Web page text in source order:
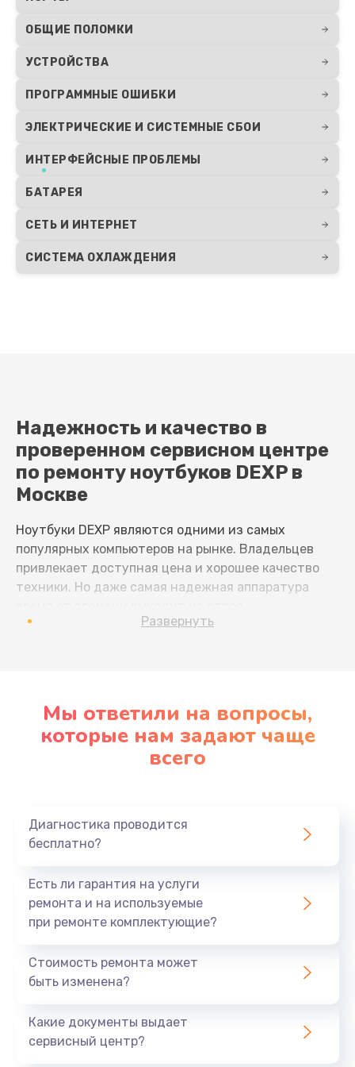
ОБЩИЕ ПОЛОМКИ
УСТРОЙСТВА
ПРОГРАММНЫЕ ОШИБКИ
ЭЛЕКТРИЧЕСКИЕ И СИСТЕМНЫЕ СБОИ
ИНТЕРФЕЙСНЫЕ ПРОБЛЕМЫ
БАТАРЕЯ
СЕТЬ И ИНТЕРНЕТ
СИСТЕМА ОХЛАЖДЕНИЯ
Надежность и качество в
проверенном сервисном центре
по ремонту ноутбуков DEXP в
Москве
Ноутбуки DEXP являются одними из самых
популярных компьютеров на рынке. Владельцев
привлекает доступная цена и хорошее качество
техники. Но даже самая надежная аппаратура
Перегрев.
Механические повреждения
Попадание влаги, пыли, остатков пищи
можете помочь ноутбуку избежать серьезных
поломок.
Все эти проблемы приводят к таким
неисправностям, как:
Проблемы с оборудованием и компонентами
Разрушение портов и разъемов.
то не так, нужно найти сервисный центр с
хорошей репутацией, чтобы устранить проблему.
Развернуть
Мы ответили на вопросы,
которые нам задают чаще
всего
Диагностика проводится
бесплатно?
Есть ли гарантия на услуги
ремонта и на используемые
при ремонте комплектующие?
Стоимость ремонта может
быть изменена?
Какие документы выдает
сервисный центр?